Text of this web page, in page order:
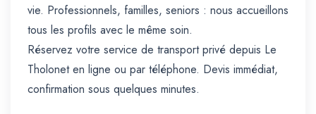
vie. Professionnels, familles, seniors : nous accueillons
tous les profils avec le même soin.
Réservez votre service de transport privé depuis Le
Tholonet en ligne ou par téléphone. Devis immédiat,
confirmation sous quelques minutes.